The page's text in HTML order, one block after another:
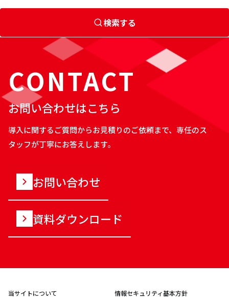
検索する
CONTACT
お問い合わせはこちら
導入に関するご質問からお見積りのご依頼まで、専任のス
タッフが丁寧にお答えします。
お問い合わせ
資料ダウンロード
当サイトについて 情報セキュリティ基本方針